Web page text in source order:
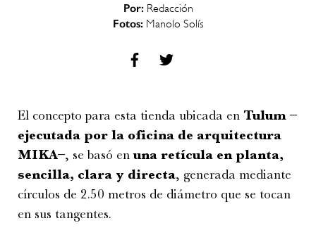
Por: Redacción
Fotos: Manolo Solís
El concepto para esta tienda ubicada en Tulum –
ejecutada por la oficina de arquitectura
MIKA–, se basó enuna retícula en planta,
sencilla, clara y directa, generada mediante
círculos de 2.50 metros de diámetro que se tocan
en sus tangentes.